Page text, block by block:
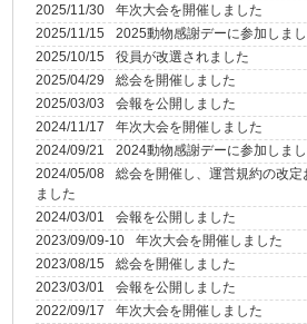
2025/11/30
年次大会を開催しました
2025/11/15
2025動物感謝デーに参加しま
2025/10/15
役員が改選されました
2025/04/29
総会を開催しました
2025/03/03
会報を公開しました
2024/11/17
年次大会を開催しました
2024/09/21
2024動物感謝デーに参加しま
2024/05/08
総会を開催し、運営規約の改
ました
2024/03/01
会報を公開しました
2023/09/09-10
年次大会を開催しました
2023/08/15
総会を開催しました
2023/03/01
会報を公開しました
2022/09/17
年次大会を開催しました